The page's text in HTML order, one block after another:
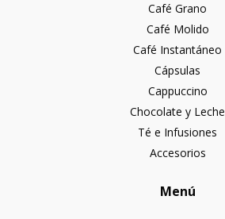
Café Grano
Café Molido
Café Instantáneo
Cápsulas
Cappuccino
Chocolate y Leche
Té e Infusiones
Accesorios
Menú